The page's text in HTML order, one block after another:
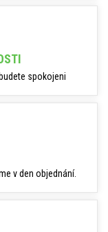
spokojeni
v den objednání.